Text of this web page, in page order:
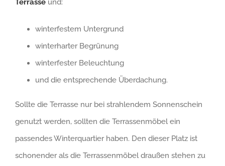
Terrasse und:
winterfestem Untergrund
winterharter Begrünung
winterfester Beleuchtung
und die entsprechende Überdachung.
Sollte die Terrasse nur bei strahlendem Sonnenschein
genutzt werden, sollten die Terrassenmöbel ein
passendes Winterquartier haben. Den dieser Platz ist
schonender als die Terrassenmöbel draußen stehen zu